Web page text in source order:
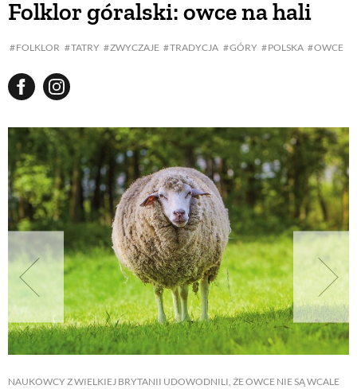
Folklor góralski: owce na hali
FOLKLOR TATRY ZWYCZAJE TRADYCJA GÓRY POLSKA OWCE
NAUKOWCY Z WIELKIEJ BRYTANII UDOWODNILI, ŻE OWCE NIE SĄ WCALE
BUDUJEMY DOM
WARZYWA I OWOCE
ROŚLINY OGRODOWE
PORADY
ZIELEŃ W DOMU
PROJEKTOWANIE OGRODU